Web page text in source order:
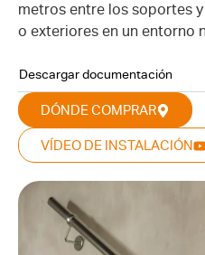
metros entre los soportes
o exteriores en un entorno
Descargar documentación
DÓNDE COMPRAR
VÍDEO DE INSTALACIÓN